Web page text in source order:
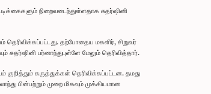
நிறைவடைந்துள்ளதாக சுதர்ஷினி
தற்போதைய மகளிர், சிறுவர்
பர்னாந்துபுள்ளே மேலும் தெரிவித்தார்.
கருத்துக்கள் தெரிவிக்கப்பட்டன. தமது
பின்பற்றும் முறை மிகவும் முக்கியமான